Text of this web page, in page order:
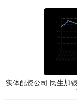
实体配资公司 民生加